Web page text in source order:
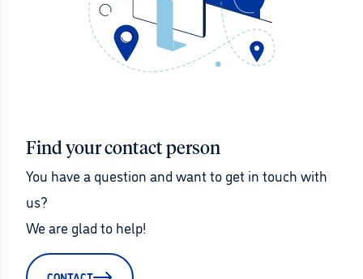
Find your contact person
You have a question and want to get in touch with
us?
We are glad to help!